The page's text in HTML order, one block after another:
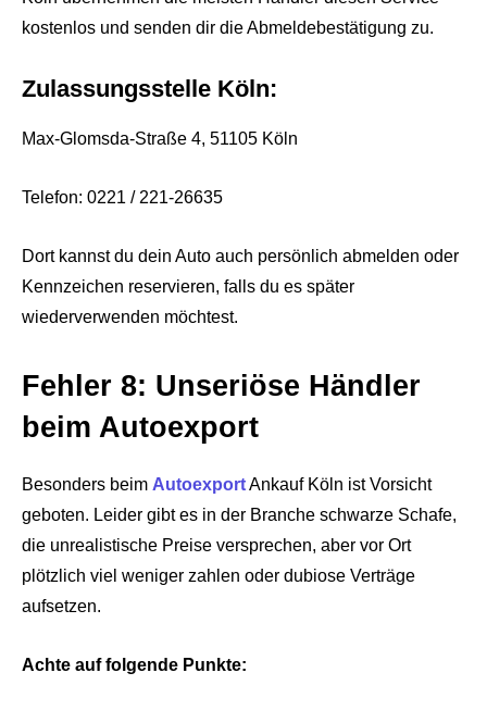
kostenlos und senden dir die Abmeldebestätigung zu.
Zulassungsstelle Köln:
Max-Glomsda-Straße 4, 51105 Köln
Telefon: 0221 / 221-26635
Dort kannst du dein Auto auch persönlich abmelden oder
Kennzeichen reservieren, falls du es später
wiederverwenden möchtest.
Fehler 8: Unseriöse Händler
beim Autoexport
Besonders beim AutoexportAnkauf Köln ist Vorsicht
geboten. Leider gibt es in der Branche schwarze Schafe,
die unrealistische Preise versprechen, aber vor Ort
plötzlich viel weniger zahlen oder dubiose Verträge
aufsetzen.
Achte auf folgende Punkte: